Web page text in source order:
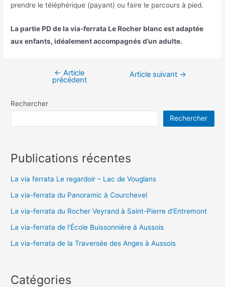
prendre le téléphérique (payant) ou faire le parcours à pied.
La partie PD de la via-ferrata Le Rocher blanc est adaptée
aux enfants, idéalement accompagnés d’un adulte.
Navigation
l’article
← Article
précédent
Article suivant →
Rechercher
Rechercher
Publications récentes
La via ferrata Le regardoir – Lac de Vouglans
La via-ferrata du Panoramic à Courchevel
La via-ferrata du Rocher Veyrand à Saint-Pierre d’Entremont
La via-ferrata de l’École Buissonnière à Aussois
La via-ferrata de la Traversée des Anges à Aussois
Catégories